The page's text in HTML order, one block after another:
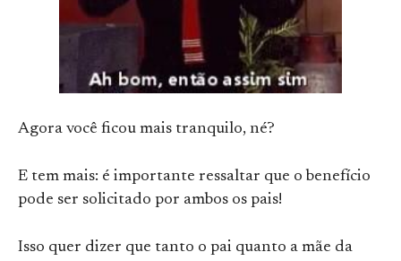
Agora você ficou mais tranquilo, né?
E tem mais: é importante ressaltar que o benefício
pode ser solicitado por ambos os pais!
Isso quer dizer que tanto o pai quanto a mãe da